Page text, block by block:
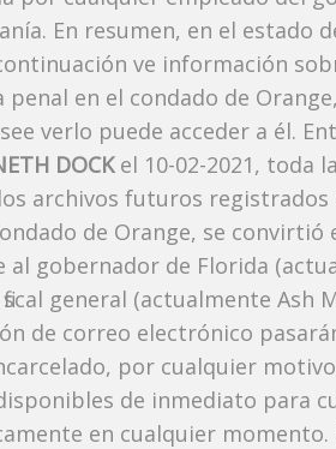
En resumen, en el estado
ve información
penal en el condado de
verlo puede acceder a él.
DOCKel 10-02-2021, toda
archivos futuros registrados
de Orange, se
al gobernador de Florida
general (actualmente Ash
de correo electrónico
por cualquier
de inmediato para
en cualquier